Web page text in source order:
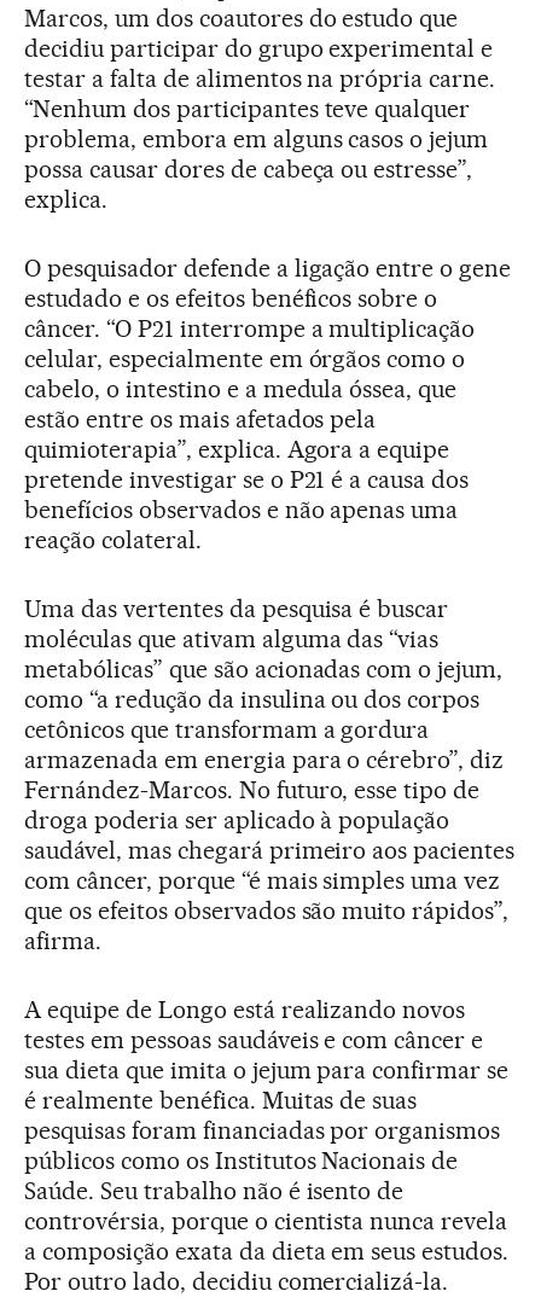
Marcos, um dos coautores do estudo que
decidiu participar do grupo experimental e
testar a falta de alimentos na própria carne.
“Nenhum dos participantes teve qualquer
problema, embora em alguns casos o jejum
possa causar dores de cabeça ou estresse”,
explica.
O pesquisador defende a ligação entre o gene
estudado e os efeitos benéficos sobre o
câncer. “O P21 interrompe a multiplicação
celular, especialmente em órgãos como o
cabelo, o intestino e a medula óssea, que
estão entre os mais afetados pela
quimioterapia”, explica. Agora a equipe
pretende investigar se o P21 é a causa dos
benefícios observados e não apenas uma
reação colateral.
Uma das vertentes da pesquisa é buscar
moléculas que ativam alguma das “vias
metabólicas” que são acionadas com o jejum,
como “a redução da insulina ou dos corpos
cetônicos que transformam a gordura
armazenada em energia para o cérebro”, diz
Fernández-Marcos. No futuro, esse tipo de
droga poderia ser aplicado à população
saudável, mas chegará primeiro aos pacientes
com câncer, porque “é mais simples uma vez
que os efeitos observados são muito rápidos”,
afirma.
A equipe de Longo está realizando novos
testes em pessoas saudáveis e com câncer e
sua dieta que imita o jejum para confirmar se
é realmente benéfica. Muitas de suas
pesquisas foram financiadas por organismos
públicos como os Institutos Nacionais de
Saúde. Seu trabalho não é isento de
controvérsia, porque o cientista nunca revela
a composição exata da dieta em seus estudos.
Por outro lado, decidiu comercializá-la.